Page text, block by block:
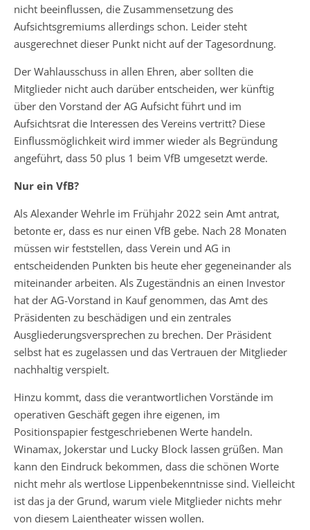
nicht beeinflussen, die Zusammensetzung des
Aufsichtsgremiums allerdings schon. Leider steht
ausgerechnet dieser Punkt nicht auf der Tagesordnung.
Der Wahlausschuss in allen Ehren, aber sollten die
Mitglieder nicht auch darüber entscheiden, wer künftig
über den Vorstand der AG Aufsicht führt und im
Aufsichtsrat die Interessen des Vereins vertritt? Diese
Einflussmöglichkeit wird immer wieder als Begründung
angeführt, dass 50 plus 1 beim VfB umgesetzt werde.
Nur ein VfB?
Als Alexander Wehrle im Frühjahr 2022 sein Amt antrat,
betonte er, dass es nur einen VfB gebe. Nach 28 Monaten
müssen wir feststellen, dass Verein und AG in
entscheidenden Punkten bis heute eher gegeneinander als
miteinander arbeiten. Als Zugeständnis an einen Investor
hat der AG-Vorstand in Kauf genommen, das Amt des
Präsidenten zu beschädigen und ein zentrales
Ausgliederungsversprechen zu brechen. Der Präsident
selbst hat es zugelassen und das Vertrauen der Mitglieder
nachhaltig verspielt.
Hinzu kommt, dass die verantwortlichen Vorstände im
operativen Geschäft gegen ihre eigenen, im
Positionspapier festgeschriebenen Werte handeln.
Winamax, Jokerstar und Lucky Block lassen grüßen. Man
kann den Eindruck bekommen, dass die schönen Worte
nicht mehr als wertlose Lippenbekenntnisse sind. Vielleicht
ist das ja der Grund, warum viele Mitglieder nichts mehr
von diesem Laientheater wissen wollen.